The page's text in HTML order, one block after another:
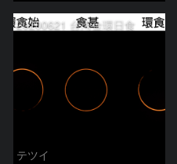
20200621 台湾金環日食
テツイ